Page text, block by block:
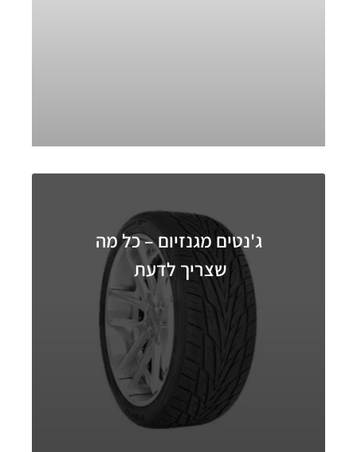
ג'נטים מגנזיום – כל מה
שצריך לדעת ​